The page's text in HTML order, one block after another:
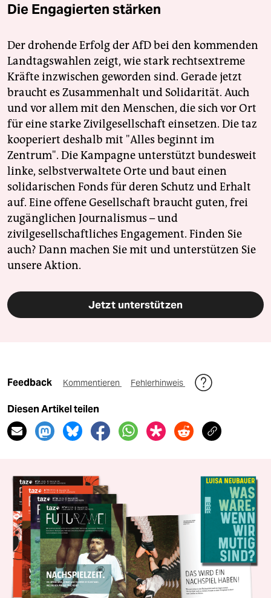
Die Engagierten stärken
Der drohende Erfolg der AfD bei den kommenden
Landtagswahlen zeigt, wie stark rechtsextreme
Kräfte inzwischen geworden sind. Gerade jetzt
braucht es Zusammenhalt und Solidarität. Auch
und vor allem mit den Menschen, die sich vor Ort
für eine starke Zivilgesellschaft einsetzen. Die taz
kooperiert deshalb mit "Alles beginnt im
Zentrum". Die Kampagne unterstützt bundesweit
linke, selbstverwaltete Orte und baut einen
solidarischen Fonds für deren Schutz und Erhalt
auf. Eine offene Gesellschaft braucht guten, frei
zugänglichen Journalismus – und
zivilgesellschaftliches Engagement. Finden Sie
auch? Dann machen Sie mit und unterstützen Sie
unsere Aktion.
Jetzt unterstützen
Feedback Kommentieren Fehlerhinweis
Diesen Artikel teilen